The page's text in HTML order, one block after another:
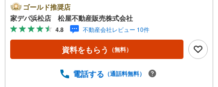
換 ・内装:フローリング貼、フロアタイル上貼、壁紙張
替、CF張替（トイレ、洗面）、琉球畳新床、襖張替●松屋
不動産販売株式会社 家デパのつよみ●・浜松市中央区に特
化し浜名区まで幅広い物件を取り扱っています！浜松市の
物件ならおまかせください。新築戸建、中古戸建、中古マ
ンション、土地をお客様のご希望に合わせてご提案いたし
入の際、約70％という多くの方々がリフォームを行ってい
ゴールド推奨店
家デパ浜松店 松屋不動産販売株式会社
4.8 不動産会社レビュー 10件
資料をもらう （無料）
電話する （通話料無料）